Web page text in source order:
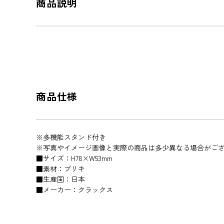
商品仕様
※多機能スタンド付き
※写真やイメージ画像と実際の商品は多少異なる場合がござ
■サイズ：H78×W53mm
■素材：ブリキ
■生産国：日本
■メーカー：クラックス